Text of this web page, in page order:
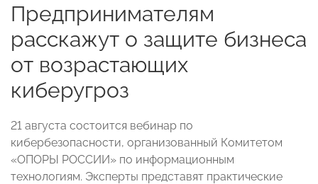
Предпринимателям
расскажут о защите бизнеса
от возрастающих
киберугроз
21 августа состоится вебинар по
кибербезопасности, организованный Комитетом
«ОПОРЫ РОССИИ» по информационным
технологиям. Эксперты представят практические